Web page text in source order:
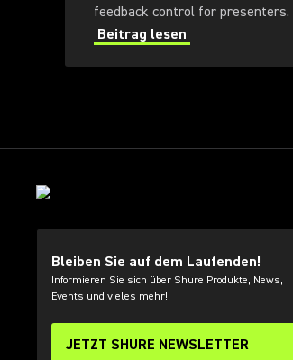
Beitrag lesen
Bleiben Sie auf dem Laufenden!
Informieren Sie sich über Shure Produkte, News,
Events und vieles mehr!
JETZT SHURE NEWSLETTER